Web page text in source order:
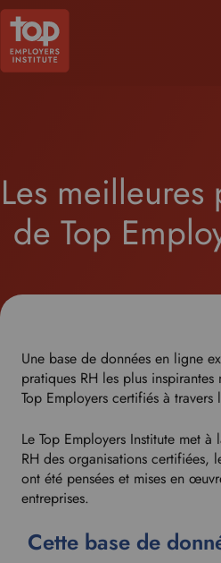
Les meilleures
de Top
Une base de données en ligne
pratiques RH les plus inspirantes
Top Employers certifiés à travers
Le Top Employers Institute met à
RH des organisations certifiées,
ont été pensées et mises en
entreprises.
Cette base de